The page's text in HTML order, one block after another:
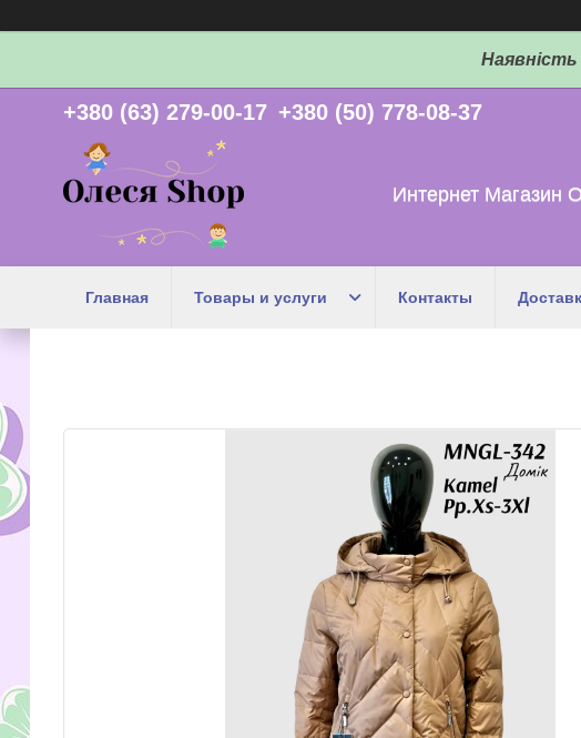
+380 (63) 279-00-17 +380 (50) 778-08-37
Интернет Магазин
Главная Товары и услуги Контакты